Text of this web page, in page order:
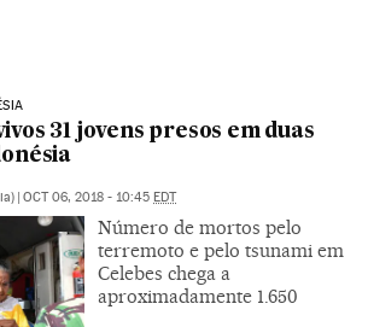
31 jovens presos em duas
| OCT 06, 2018 - 10:45 EDT
Número de mortos pelo
terremoto e pelo tsunami em
Celebes chega a
aproximadamente 1.650